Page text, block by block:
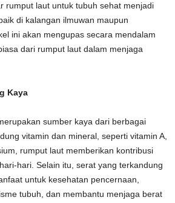
rumput laut untuk tubuh sehat menjadi
di kalangan ilmuwan maupun
ini akan mengupas secara mendalam
dari rumput laut dalam menjaga
Kaya
sumber kaya dari berbagai
vitamin dan mineral, seperti vitamin A,
rumput laut memberikan kontribusi
hari. Selain itu, serat yang terkandung
untuk kesehatan pencernaan,
tubuh, dan membantu menjaga berat